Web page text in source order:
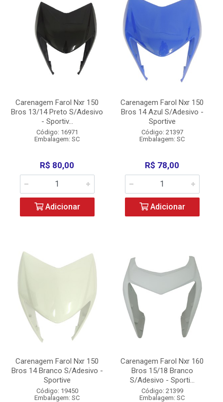
Carenagem Farol Nxr 150
Bros 13/14 Preto S/Adesivo
- Sportiv...
Código: 16971
Embalagem: SC
R$ 80,00
Adicionar
Carenagem Farol Nxr 150
Bros 14 Azul S/Adesivo -
Sportive
Código: 21397
Embalagem: SC
R$ 78,00
Adicionar
Carenagem Farol Nxr 150
Bros 14 Branco S/Adesivo -
Sportive
Código: 19450
Embalagem: SC
Carenagem Farol Nxr 160
Bros 15/18 Branco
S/Adesivo - Sporti...
Código: 21399
Embalagem: SC